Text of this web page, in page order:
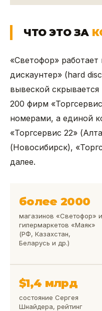
ЧТО ЭТО ЗА
«Светофор»
дискаунтер» (hard
вывеской
200 фирм
номерами, а единой
«Торгсервис 22»
(Новосибирск),
далее.
более 2000
магазинов «Светофор» и
гипермаркетов «Маяк»
(РФ, Казахстан,
Беларусь и др.)
$1,4 млрд
состояние Сергея
Шнайдера, рейтинг